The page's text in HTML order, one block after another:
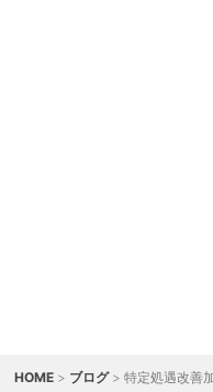
HOME > ブログ> 特定処遇改善